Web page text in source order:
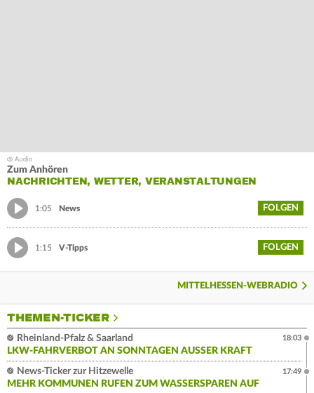
Zum Anhören
NACHRICHTEN, WETTER, VERANSTALTUNGEN
1:05 News FOLGEN
1:15 V-Tipps FOLGEN
MITTELHESSEN-WEBRADIO
THEMEN-TICKER
Rheinland-Pfalz & Saarland
LKW-FAHRVERBOT AN SONNTAGEN AUSSER KRAFT
18:03
News-Ticker zur Hitzewelle
MEHR KOMMUNEN RUFEN ZUM WASSERSPAREN AUF
17:49